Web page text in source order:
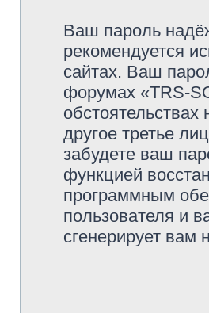
Ваш пароль
рекомендуется
сайтах. Ваш
форумах «TRS-
другое третье
забудете ваш
функцией
программным
пользователя и
сгенерирует вам